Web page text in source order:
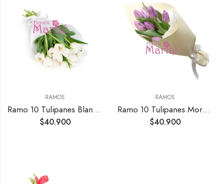
RAMOS
Ramo 10 Tulipanes Blancos
$40.900
RAMOS
Ramo 10 Tulipanes Morados
$40.900